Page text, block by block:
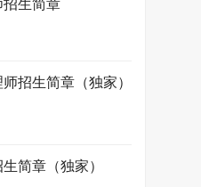
招生简章
招生简章（独家）
简章（独家）